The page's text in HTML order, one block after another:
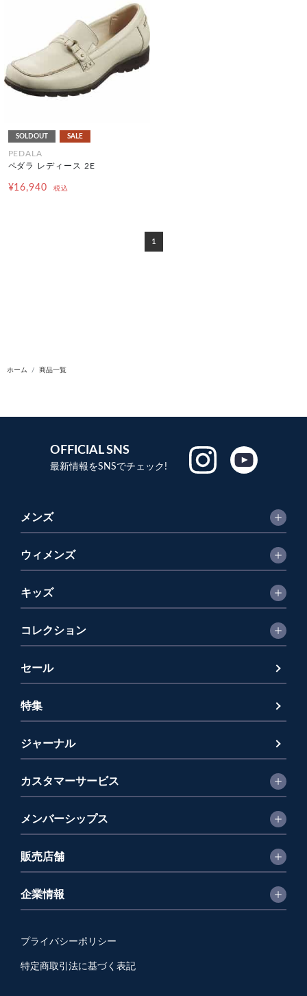
SOLDOUT SALE
PEDALA
ペダラ レディース 2E
¥16,940 税込
1
ホーム 商品一覧
OFFICIAL SNS
最新情報をSNSでチェック!
メンズ
ウィメンズ
キッズ
コレクション
セール
特集
ジャーナル
カスタマーサービス
メンバーシップス
販売店舗
企業情報
プライバシーポリシー
特定商取引法に基づく表記